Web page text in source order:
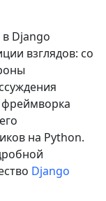
Django
взглядов: со
фреймворка
на Python.
Django